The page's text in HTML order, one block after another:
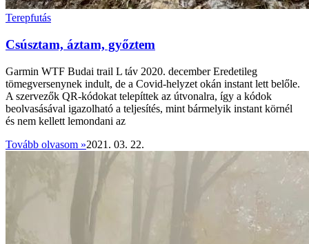
Terepfutás
Csúsztam, áztam, győztem
Garmin WTF Budai trail L táv 2020. december Eredetileg
tömegversenynek indult, de a Covid-helyzet okán instant lett belőle.
A szervezők QR-kódokat telepíttek az útvonalra, így a kódok
beolvasásával igazolható a teljesítés, mint bármelyik instant körnél
és nem kellett lemondani az
Tovább olvasom »2021. 03. 22.